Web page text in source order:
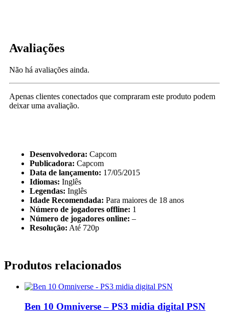
Avaliações
Não há avaliações ainda.
Apenas clientes conectados que compraram este produto podem
deixar uma avaliação.
Desenvolvedora: Capcom
Publicadora: Capcom
Data de lançamento: 17/05/2015
Idiomas: Inglês
Legendas: Inglês
Idade Recomendada: Para maiores de 18 anos
Número de jogadores offline: 1
Número de jogadores online: –
Resolução: Até 720p
Produtos relacionados
Ben 10 Omniverse – PS3 midia digital PSN